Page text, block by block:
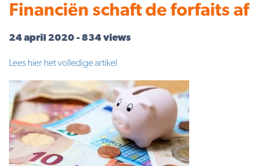
Financiën schaft de forfaits af
24 april 2020 - 834 views
Lees hier het volledige artikel